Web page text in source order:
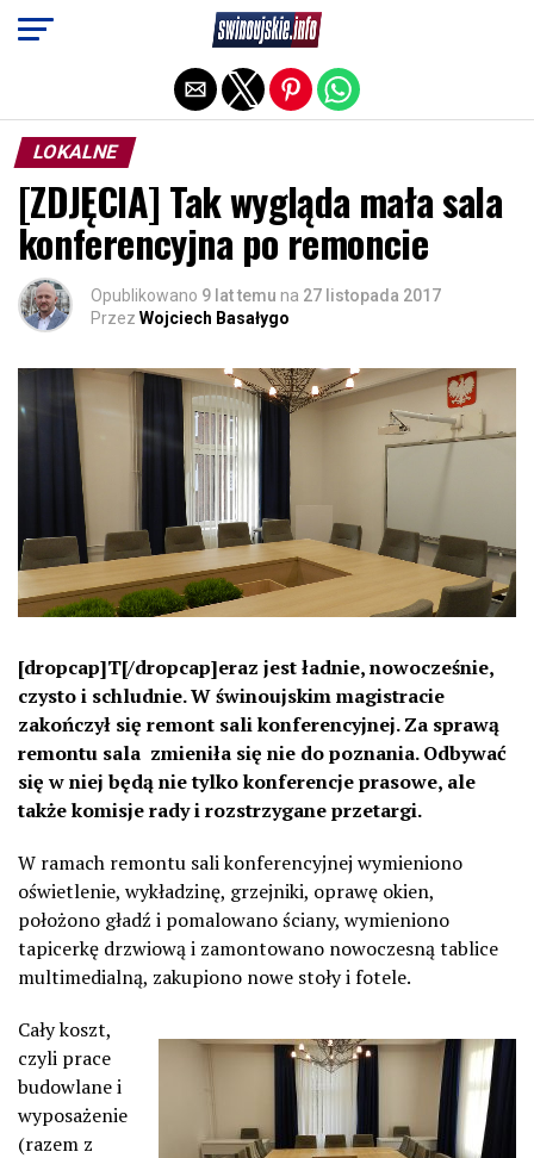
LOKALNE
[ZDJĘCIA] Tak wygląda mała sala
konferencyjna po remoncie
Opublikowano 9 lat temu na 27 listopada 2017
Przez Wojciech Basałygo
[dropcap]T[/dropcap]eraz jest ładnie, nowocześnie,
czysto i schludnie. W świnoujskim magistracie
zakończył się remont sali konferencyjnej. Za sprawą
remontu sala zmieniła się nie do poznania. Odbywać
się w niej będą nie tylko konferencje prasowe, ale
także komisje rady i rozstrzygane przetargi.
W ramach remontu sali konferencyjnej wymieniono
oświetlenie, wykładzinę, grzejniki, oprawę okien,
położono gładź i pomalowano ściany, wymieniono
tapicerkę drzwiową i zamontowano nowoczesną tablice
multimedialną, zakupiono nowe stoły i fotele.
Cały koszt,
czyli prace
budowlane i
wyposażenie
(razem z
Exit mobile version